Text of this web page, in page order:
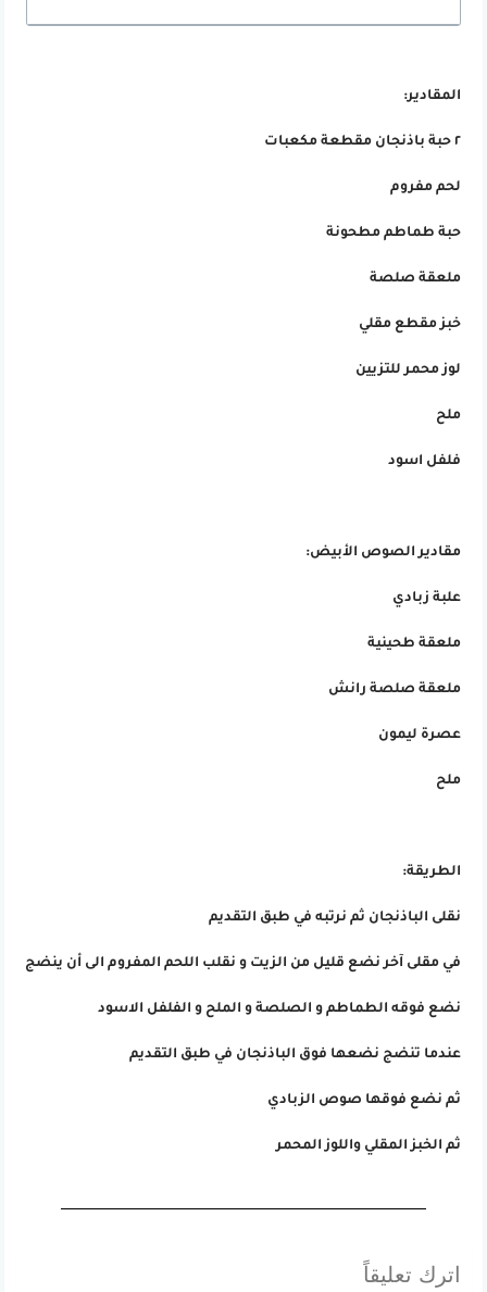
المقادير:
٢ حبة باذنجان مقطعة مكعبات
لحم مفروم
حبة طماطم مطحونة
ملعقة صلصة
خبز مقطع مقلي
لوز محمر للتزيين
ملح
فلفل اسود
مقادير الصوص الأبيض:
علبة زبادي
ملعقة طحينية
ملعقة صلصة رانش
عصرة ليمون
ملح
الطريقة:
نقلى الباذنجان ثم نرتبه في طبق التقديم
في مقلى آخر نضع قليل من الزيت و نقلب اللحم المفروم الى أن ينضج
نضع فوقه الطماطم و الصلصة و الملح و الفلفل الاسود
عندما تنضج نضعها فوق الباذنجان في طبق التقديم
ثم نضع فوقها صوص الزبادي
ثم الخبز المقلي واللوز المحمر
اترك تعليقاً